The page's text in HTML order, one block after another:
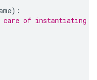
):
of instantiating